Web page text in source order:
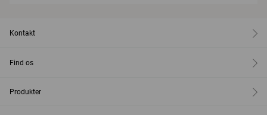
Kontakt
Find os
Produkter